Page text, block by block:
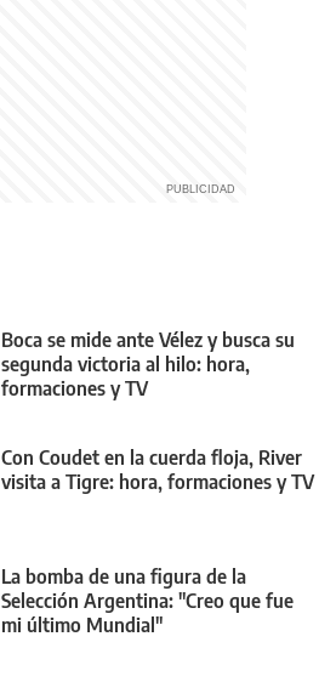
Boca se mide ante Vélez y busca su
segunda victoria al hilo: hora,
formaciones y TV
Con Coudet en la cuerda floja, River
visita a Tigre: hora, formaciones y TV
La bomba de una figura de la
Selección Argentina: "Creo que fue
mi último Mundial"